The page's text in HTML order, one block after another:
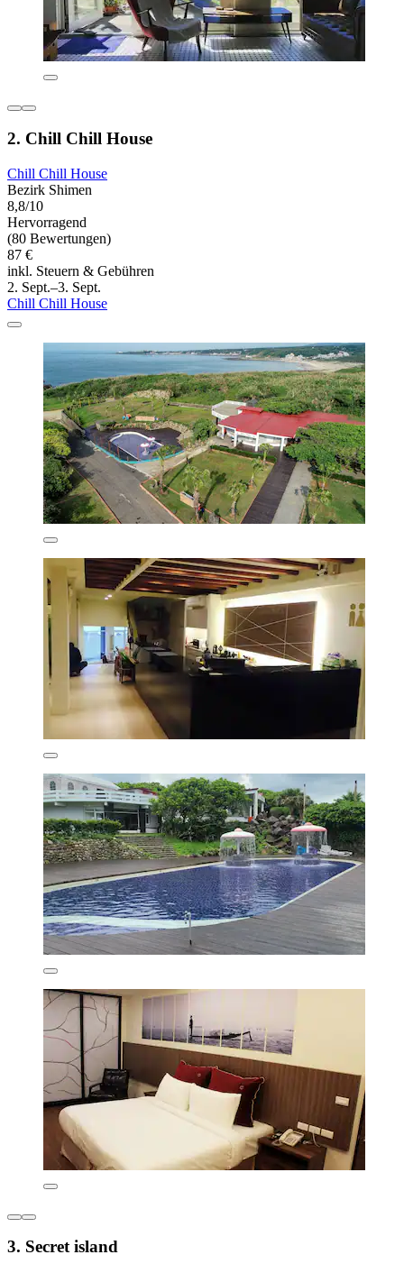
2. Chill Chill House
Chill Chill House
Bezirk Shimen
8,8/10
Hervorragend
(80 Bewertungen)
87 €
inkl. Steuern & Gebühren
2. Sept.–3. Sept.
Chill Chill House
3. Secret island